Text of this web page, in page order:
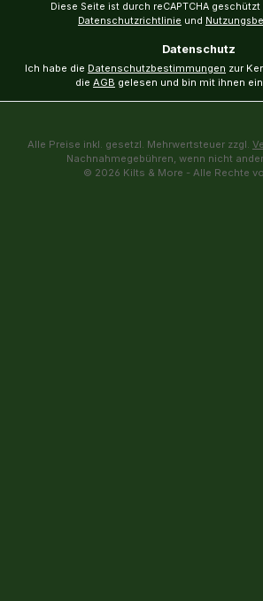
Diese Seite ist durch reCAPTCHA
Datenschutzrichtlinie und
Datenschutz
Ich habe die Datenschutzbestimmungen zur
die AGB gelesen und bin mit ihnen
Alle Preise inkl. gesetzl. Mehrwertsteuer zzgl.
Nachnahmegebühren, wenn nicht
© 2026 Kilts & More - Alle Rechte